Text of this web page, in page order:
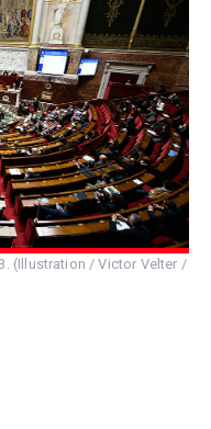
(Illustration / Victor Velter /